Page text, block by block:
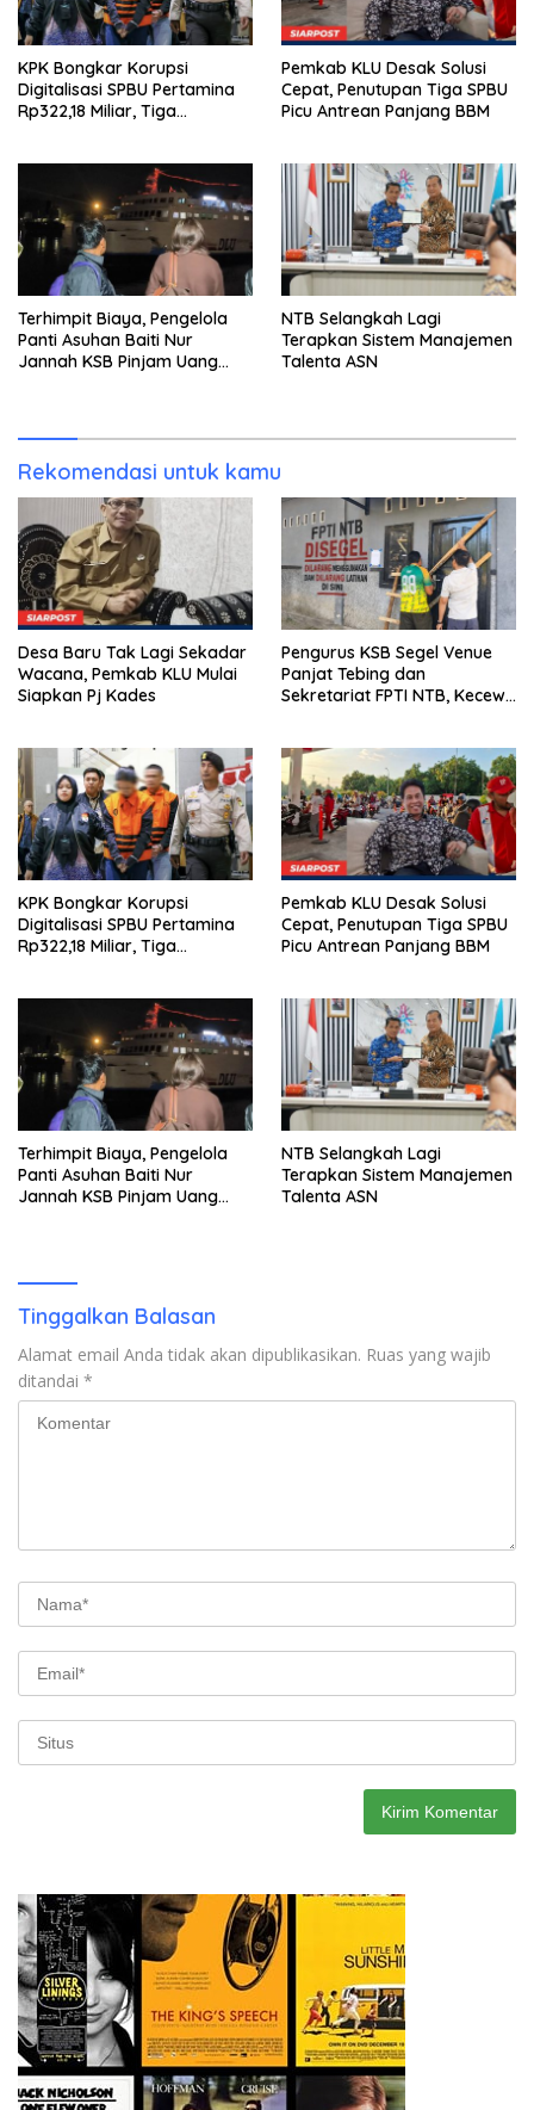
KPK Bongkar Korupsi
Digitalisasi SPBU Pertamina
Rp322,18 Miliar, Tiga
Pemkab KLU Desak Solusi
Cepat, Penutupan Tiga SPBU
Picu Antrean Panjang BBM
Terhimpit Biaya, Pengelola
Panti Asuhan Baiti Nur
Jannah KSB Pinjam Uang
NTB Selangkah Lagi
Terapkan Sistem Manajemen
Talenta ASN
Rekomendasi untuk kamu
Desa Baru Tak Lagi Sekadar
Wacana, Pemkab KLU Mulai
Siapkan Pj Kades
Pengurus KSB Segel Venue
Panjat Tebing dan
Sekretariat FPTI NTB, Kecewa
KPK Bongkar Korupsi
Digitalisasi SPBU Pertamina
Rp322,18 Miliar, Tiga
Pemkab KLU Desak Solusi
Cepat, Penutupan Tiga SPBU
Picu Antrean Panjang BBM
Terhimpit Biaya, Pengelola
Panti Asuhan Baiti Nur
Jannah KSB Pinjam Uang
NTB Selangkah Lagi
Terapkan Sistem Manajemen
Talenta ASN
Tinggalkan Balasan
Alamat email Anda tidak akan dipublikasikan. Ruas yang wajib
ditandai *